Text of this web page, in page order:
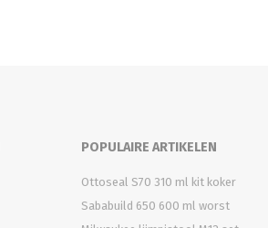
POPULAIRE ARTIKELEN
Ottoseal S70 310 ml kit koker
Sababuild 650 600 ml worst